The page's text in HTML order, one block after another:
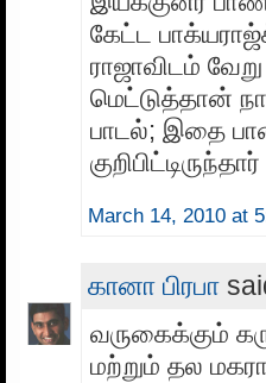
கேட்ட
ராஜாவிடம்
மெட்டுத்தான்
பாடல்; இதை
March 14, 2010 at
கானா பிரபா
வருகைக்கும்
மற்றும் தல